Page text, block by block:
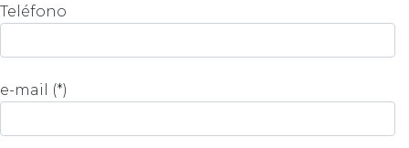
Teléfono
e-mail (*)